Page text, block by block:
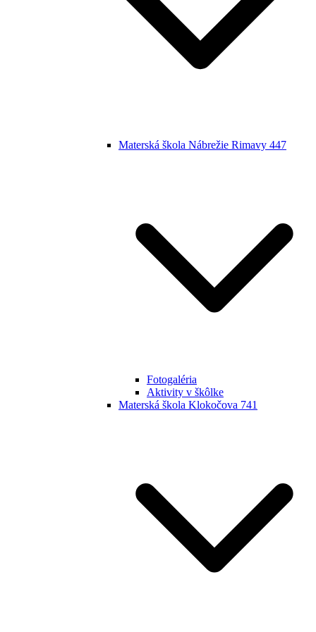
Materská škola Nábrežie Rimavy 447
Fotogaléria
Aktivity v škôlke
Materská škola Klokočova 741